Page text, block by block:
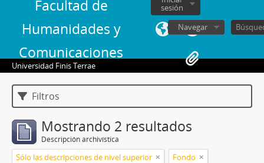
Facultad de
Humanidades y
Comunicaciones
sesión
Navegar
Universidad Finis Terrae
Filtros
Mostrando 2 resultados
Descripción archivística
Sólo las descripciones de nivel superior Fondo